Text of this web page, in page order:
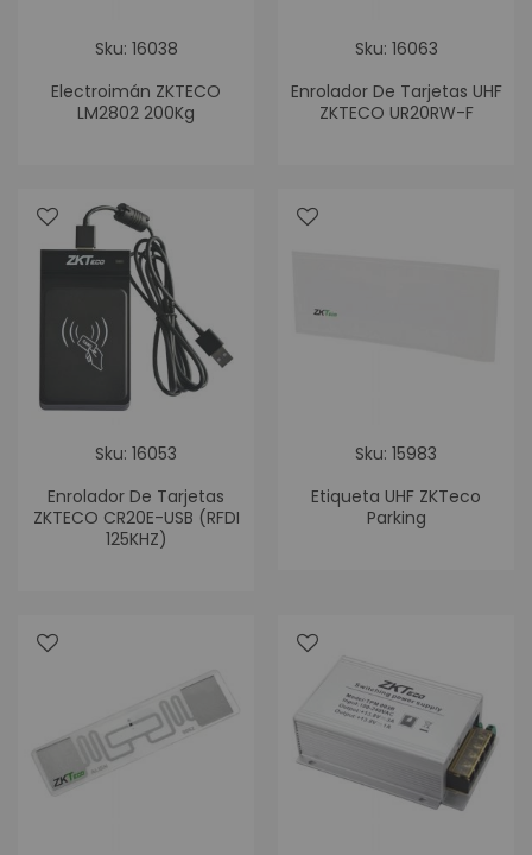
Sku: 16038
Electroimán ZKTECO
LM2802 200Kg
Sku: 16063
Enrolador De Tarjetas UHF
ZKTECO UR20RW-F
Sku: 16053
Enrolador De Tarjetas
ZKTECO CR20E-USB (RFDI
125KHZ)
Sku: 15983
Etiqueta UHF ZKTeco
Parking